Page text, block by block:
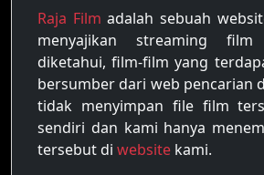
Raja Film adalah sebuah
menyajikan streaming
diketahui, film-film yang
bersumber dari web pencarian
tidak menyimpan file film
sendiri dan kami hanya
tersebut di website kami.